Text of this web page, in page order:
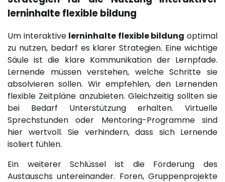
lerninhalte flexible bildung
Um interaktive lerninhalte flexible bildung optimal
zu nutzen, bedarf es klarer Strategien. Eine wichtige
Säule ist die klare Kommunikation der Lernpfade.
Lernende müssen verstehen, welche Schritte sie
absolvieren sollen. Wir empfehlen, den Lernenden
flexible Zeitpläne anzubieten. Gleichzeitig sollten sie
bei Bedarf Unterstützung erhalten. Virtuelle
Sprechstunden oder Mentoring-Programme sind
hier wertvoll. Sie verhindern, dass sich Lernende
isoliert fühlen.
Ein weiterer Schlüssel ist die Förderung des
Austauschs untereinander. Foren, Gruppenprojekte